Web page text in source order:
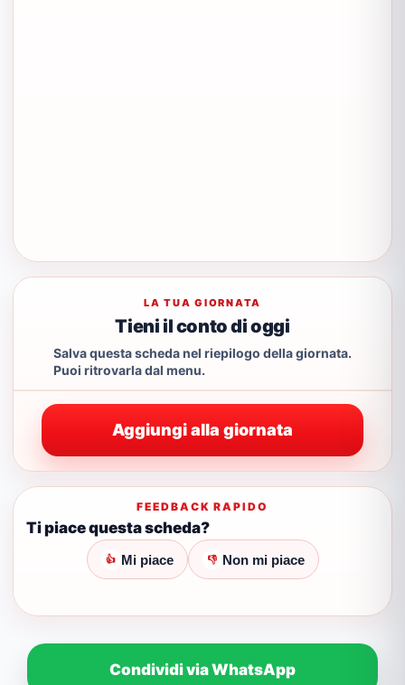
LA TUA GIORNATA
Tieni il conto di oggi
Salva questa scheda nel riepilogo della giornata.
Puoi ritrovarla dal menu.
Aggiungi alla giornata
FEEDBACK RAPIDO
Ti piace questa scheda?
👍 Mi piace 👎 Non mi piace
Condividi via WhatsApp